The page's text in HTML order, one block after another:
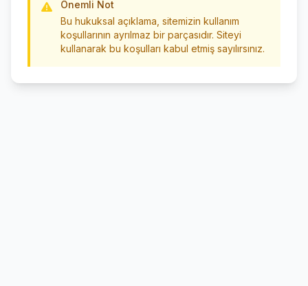
Önemli Not
Bu hukuksal açıklama, sitemizin kullanım
koşullarının ayrılmaz bir parçasıdır. Siteyi
kullanarak bu koşulları kabul etmiş sayılırsınız.